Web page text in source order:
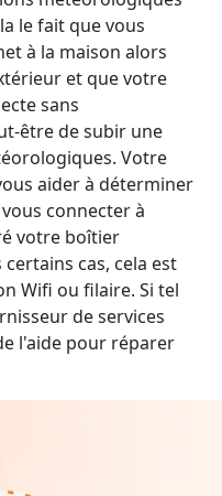
le fait que vous
à la maison alors
et que votre
sans
être de subir une
Votre
aider à déterminer
connecter à
votre boîtier
cas, cela est
Wifi ou filaire. Si tel
de services
l'aide pour réparer